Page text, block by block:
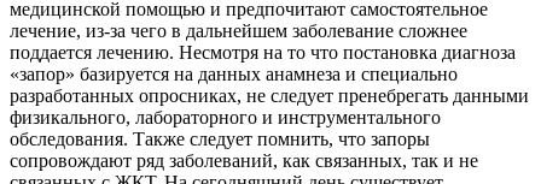
медицинской помощью и предпочитают самостоятельное
лечение, из-за чего в дальнейшем заболевание сложнее
поддается лечению. Несмотря на то что постановка диагноза
«запор» базируется на данных анамнеза и специально
разработанных опросниках, не следует пренебрегать данными
физикального, лабораторного и инструментального
обследования. Также следует помнить, что запоры
сопровождают ряд заболеваний, как связанных, так и не